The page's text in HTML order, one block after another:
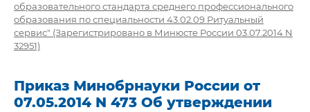
образовательного стандарта среднего профессионального
образования по специальности 43.02.09 Ритуальный
сервис" (Зарегистрировано в Минюсте России 03.07.2014 N
32951)
Приказ Минобрнауки России от
07.05.2014 N 473 Об утверждении